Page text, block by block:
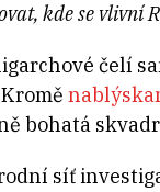
kde se vlivní
čelí
bohatá
síť